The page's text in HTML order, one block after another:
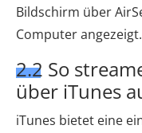
Bildschirm über
Computer angezeigt.
2.2 So
über iTunes
iTunes bietet eine